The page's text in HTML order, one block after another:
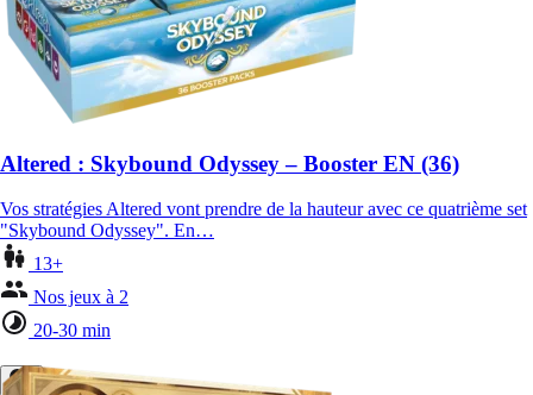
Altered : Skybound Odyssey – Booster EN (36)
Vos stratégies Altered vont prendre de la hauteur avec ce quatrième set
"Skybound Odyssey". En…
13+
Nos jeux à 2
20-30 min